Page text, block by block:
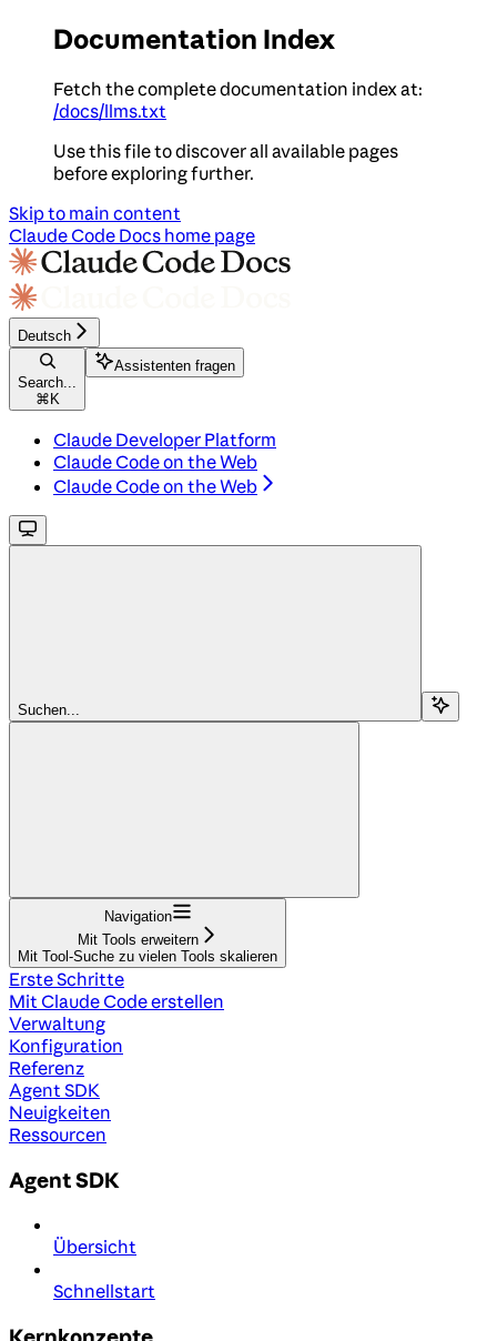
Documentation Index
Fetch the complete documentation index at:
/docs/llms.txt
Use this file to discover all available pages
before exploring further.
Skip to main content
Claude Code Docs home page
Deutsch
Search...
⌘ K
Assistenten fragen
Claude Developer Platform
Claude Code on the Web
Claude Code on the Web
Suchen...
Navigation
Mit Tools erweitern
Mit Tool-Suche zu vielen Tools skalieren
Erste Schritte
Mit Claude Code erstellen
Verwaltung
Konfiguration
Referenz
Agent SDK
Neuigkeiten
Ressourcen
Agent SDK
Übersicht
Schnellstart